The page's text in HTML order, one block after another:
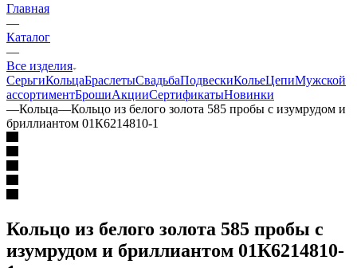
Главная
—
Каталог
—
Все изделия
СерьгиКольцаБраслетыСвадьбаПодвескиКольеЦепиМужской
ассортиментБрошиАкцииСертификатыНовинки
—Кольца—Кольцо из белого золота 585 пробы с изумрудом и
бриллиантом 01К6214810-1
Кольцо из белого золота 585 пробы с
изумрудом и бриллиантом 01К6214810-